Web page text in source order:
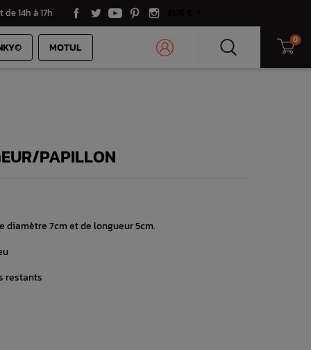
14h à 17h
MOTUL 0
PAPILLON
7cm et de longueur 5cm.
restants